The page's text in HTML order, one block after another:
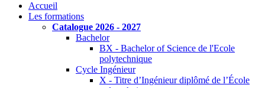
Accueil
Les formations
Catalogue 2026 - 2027
Bachelor
BX - Bachelor of Science de l'Ecole
polytechnique
Cycle Ingénieur
X - Titre d’Ingénieur diplômé de l’École